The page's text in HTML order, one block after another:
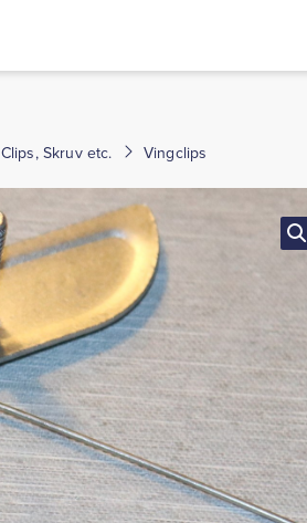
Clips, Skruv etc. Vingclips